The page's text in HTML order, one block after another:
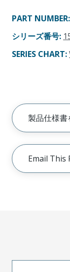
PART NUMBER:
シリーズ番号:
SERIES CHART:
製品仕様書
Email This